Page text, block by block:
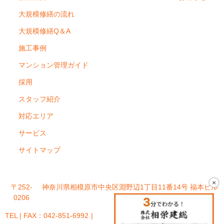
×
大規模修繕の流れ
大規模修繕Q＆A
施工事例
マンション管理ガイド
採用
スタッフ紹介
対応エリア
サービス
サイトマップ
〒252-
0206
神奈川県相模原市中央区淵野辺1丁目11番14号 福本ビル
101号室
TEL | FAX：042-851-6992